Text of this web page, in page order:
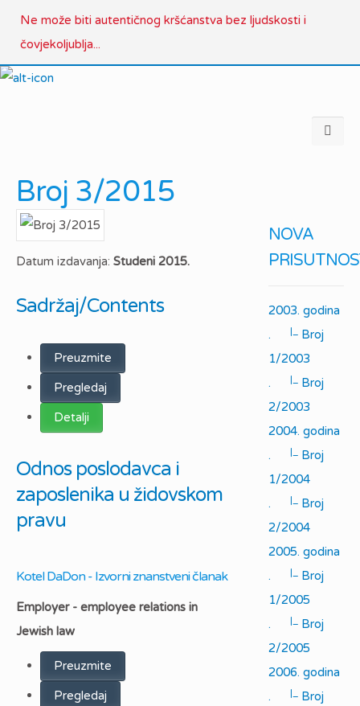
Ne može biti autentičnog kršćanstva bez ljudskosti i
čovjekoljublja...
Broj 3/2015
Datum izdavanja: Studeni 2015.
Sadržaj/Contents
Preuzmite
Pregledaj
Detalji
Odnos poslodavca i
zaposlenika u židovskom
pravu
Kotel DaDon - Izvorni znanstveni članak
Employer - employee relations in
Jewish law
Preuzmite
Pregledaj
NOVA
2003. godina
.
|_ Broj
1/2003
.
|_ Broj
2/2003
2004. godina
.
|_ Broj
1/2004
.
|_ Broj
2/2004
2005. godina
.
|_ Broj
1/2005
.
|_ Broj
2/2005
2006. godina
.
|_ Broj